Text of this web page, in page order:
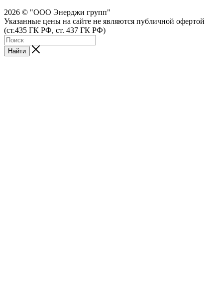
2026 © "ООО Энерджи групп"
Указанные цены на сайте не являются публичной офертой
(ст.435 ГК РФ, cт. 437 ГК РФ)
Найти